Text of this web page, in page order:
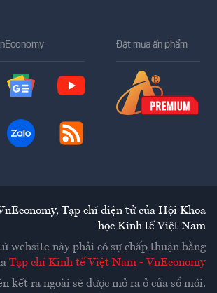
Đặt mua ấn phẩm
, Tạp chí điện tử của Hội Khoa
học Kinh tế Việt Nam
website này phải có sự chấp thuận bằng
Tạp chí Kinh tế Việt Nam - VnEconomy
kết ra ngoài sẽ được mở ra ở cửa sổ mới.